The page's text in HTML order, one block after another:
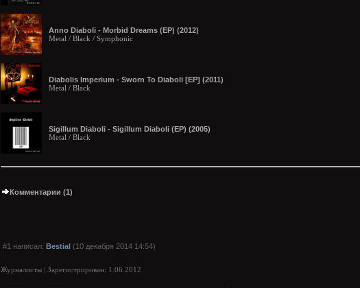
Anno Diaboli - Morbid Dreams (EP) (2012)
Metal / Black / Symphonic
Diabolis Imperium - Sworn To Diaboli [EP] (2011)
Metal / Black
Sigillum Diaboli - Sigillum Diaboli (EP) (2005)
Metal / Black
Комментарии (1)
#1 написал: Bestial (10 декабря 2014 14:54)
Журналисты | Зарегистрирован: 1.06.2012